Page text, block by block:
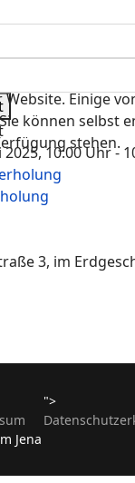
10:00 Uhr -
3, im
">
Jena
Einige
können selbst
stehen.